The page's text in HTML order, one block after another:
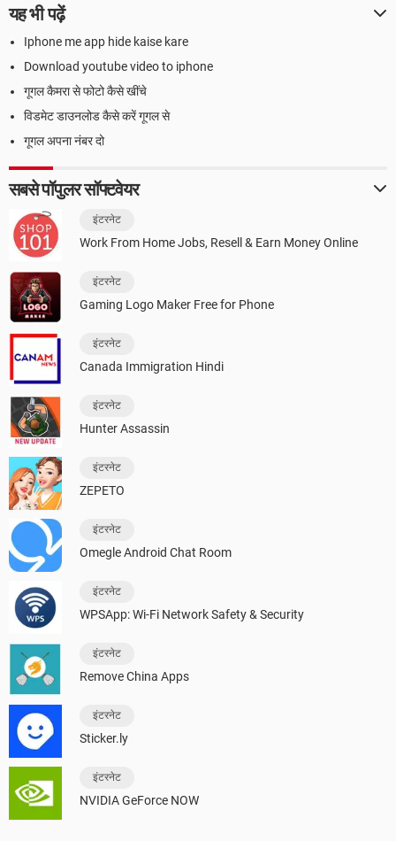
यह भी पढ़ें
Iphone me app hide kaise kare
Download youtube video to iphone
गूगल कैमरा से फोटो कैसे खींचे
विडमेट डाउनलोड कैसे करें गूगल से
गूगल अपना नंबर दो
सबसे पॉपुलर सॉफ्टवेयर
इंटरनेट
Work From Home Jobs, Resell & Earn Money Online
इंटरनेट
Gaming Logo Maker Free for Phone
इंटरनेट
Canada Immigration Hindi
इंटरनेट
Hunter Assassin
इंटरनेट
ZEPETO
इंटरनेट
Omegle Android Chat Room
इंटरनेट
WPSApp: Wi-Fi Network Safety & Security
इंटरनेट
Remove China Apps
इंटरनेट
Sticker.ly
इंटरनेट
NVIDIA GeForce NOW